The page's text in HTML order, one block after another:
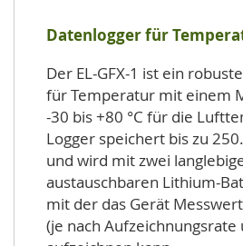
Datenlogger für
Der EL-GFX-1 ist ein
für Temperatur mit einem
-30 bis +80 °C für die
Logger speichert bis zu
und wird mit zwei
austauschbaren Lithium-
mit der das Gerät
(je nach